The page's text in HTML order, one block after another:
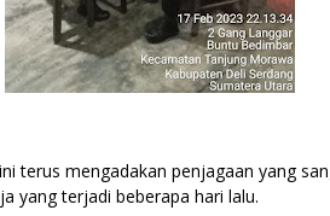
terus mengadakan penjagaan yang
yang terjadi beberapa hari lalu.